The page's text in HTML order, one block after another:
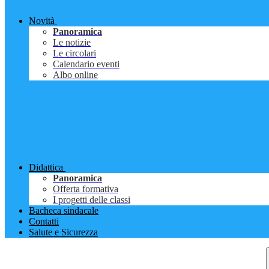
Novità
Panoramica
Le notizie
Le circolari
Calendario eventi
Albo online
Didattica
Panoramica
Offerta formativa
I progetti delle classi
Bacheca sindacale
Contatti
Salute e Sicurezza